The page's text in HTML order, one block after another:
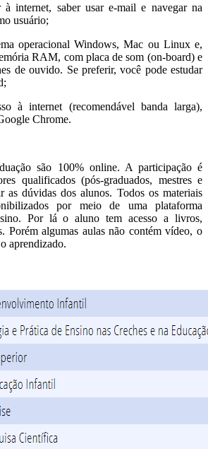
à internet, saber usar e-mail e navegar na
usuário;
operacional Windows, Mac ou Linux e,
RAM, com placa de som (on-board) e
de ouvido. Se preferir, você pode estudar
à internet (recomendável banda larga),
Chrome.
são 100% online. A participação é
qualificados (pós-graduados, mestres e
as dúvidas dos alunos. Todos os materiais
por meio de uma plataforma
Por lá o aluno tem acesso a livros,
Porém algumas aulas não contém vídeo, o
aprendizado.